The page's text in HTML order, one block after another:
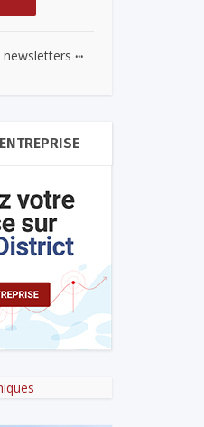
newsletters ...